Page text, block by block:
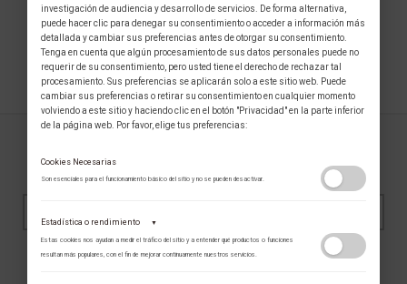
ANTERIOR 1 PRÓXIMO
SUSCRÍBASE AL NEWSLETTER
investigación de audiencia y desarrollo de servicios. De forma alternativa,
puede hacer clic para denegar su consentimiento o acceder a información más
detallada y cambiar sus preferencias antes de otorgar su consentimiento.
Tenga en cuenta que algún procesamiento de sus datos personales puede no
requerir de su consentimiento, pero usted tiene el derecho de rechazar tal
procesamiento. Sus preferencias se aplicarán solo a este sitio web. Puede
cambiar sus preferencias o retirar su consentimiento en cualquier momento
volviendo a este sitio y haciendo clic en el botón "Privacidad" en la parte inferior
de la página web. Por favor, elige tus preferencias:
Cookies Necesarias
Son esenciales para el funcionamiento básico del sitio y no se pueden desactivar.
Estadística o rendimiento ▼
Estas cookies nos ayudan a medir el tráfico del sitio y a entender qué productos o funciones
resultan más populares, con el fin de mejorar continuamente nuestros servicios.